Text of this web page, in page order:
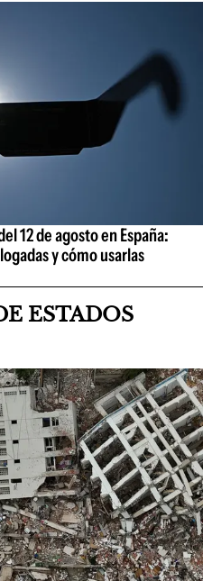
12 de agosto en España:
y cómo usarlas
ESTADOS